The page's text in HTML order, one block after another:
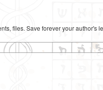
files. Save forever your author's